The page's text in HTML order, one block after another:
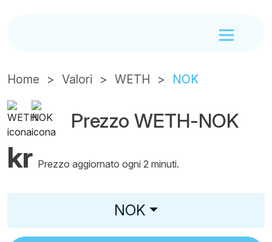
Home Valori WETH NOK
Prezzo WETH-NOK
kr Prezzo aggiornato ogni 2 minuti.
NOK